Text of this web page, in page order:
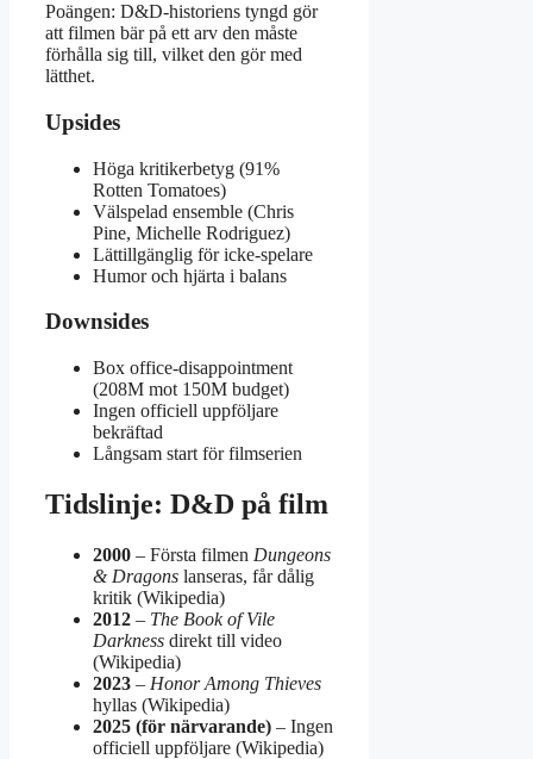
Poängen: D&D-historiens tyngd gör
att filmen bär på ett arv den måste
förhålla sig till, vilket den gör med
lätthet.
Upsides
Höga kritikerbetyg (91%
Rotten Tomatoes)
Välspelad ensemble (Chris
Pine, Michelle Rodriguez)
Lättillgänglig för icke-spelare
Humor och hjärta i balans
Downsides
Box office-disappointment
(208M mot 150M budget)
Ingen officiell uppföljare
bekräftad
Långsam start för filmserien
Tidslinje: D&D på film
2000 – Första filmen Dungeons
& Dragons lanseras, får dålig
kritik (Wikipedia)
2012 – The Book of Vile
Darkness direkt till video
(Wikipedia)
2023 – Honor Among Thieves
hyllas (Wikipedia)
2025 (för närvarande) – Ingen
officiell uppföljare (Wikipedia)